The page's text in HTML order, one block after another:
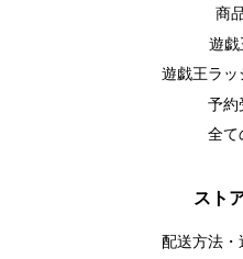
商
遊戯
遊戯王ラ
予約
全て
スト
配送方法